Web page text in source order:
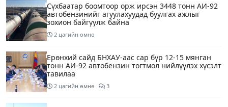
Сүхбаатар боомтоор орж ирсэн 3448 тонн АИ-92
автобензинийг агуулахуудад буулгах ажлыг
зохион байгуулж байна
2 цагийн өмнө
Ерөнхий сайд БНХАУ-аас сар бүр 12-15 мянган
тонн АИ-92 автобензин тогтмол нийлүүлэх хүсэлт
тавилаа
2 цагийн өмнө 3